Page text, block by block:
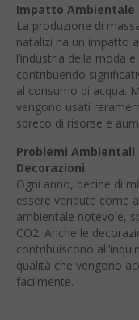
Impatto Ambientale
La produzione di
natalizi ha un impatto
l’industria della moda
contribuendo
al consumo di acqua.
vengono usati
spreco di risorse e
Problemi Ambientali
Decorazioni
Ogni anno, decine di
essere vendute come
ambientale notevole,
CO2. Anche le
contribuiscono
qualità che vengono
facilmente.